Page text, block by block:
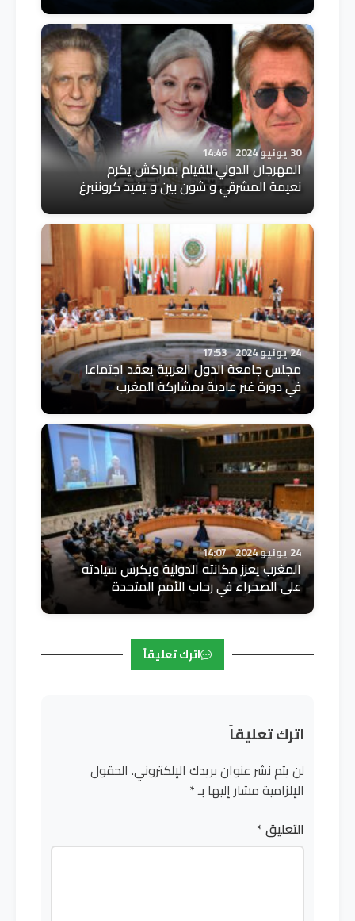
30 يونيو 2024 14:46
المهرجان الدولي للفيلم بمراكش يكرم
نعيمة المشرقي و شون بين و يفيد كروننبرغ
24 يونيو 2024 17:53
مجلس جامعة الدول العربية يعقد اجتماعا
في دورة غير عادية بمشاركة المغرب
24 يونيو 2024 14:07
المغرب يعزز مكانته الدولية ويكرس سيادته
على الصحراء في رحاب الأمم المتحدة
اترك تعليقاً
اترك تعليقاً
لن يتم نشر عنوان بريدك الإلكتروني. الحقول
الإلزامية مشار إليها بـ*
التعليق*